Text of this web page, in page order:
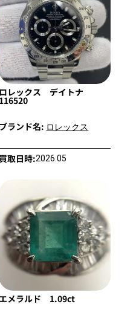
ロレックス デイトナ
116520
ブランド名: ロレックス
買取日時:2026.05
エメラルド 1.09ct